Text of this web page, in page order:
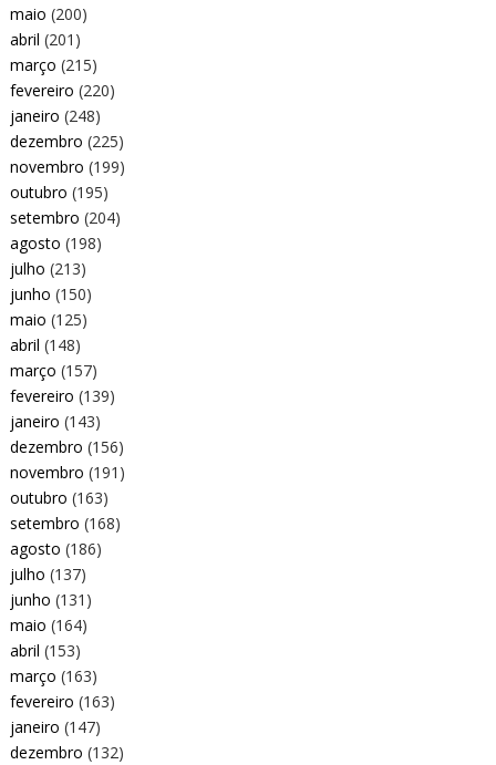
maio (200)
abril (201)
março (215)
fevereiro (220)
janeiro (248)
dezembro (225)
novembro (199)
outubro (195)
setembro (204)
agosto (198)
julho (213)
junho (150)
maio (125)
abril (148)
março (157)
fevereiro (139)
janeiro (143)
dezembro (156)
novembro (191)
outubro (163)
setembro (168)
agosto (186)
julho (137)
junho (131)
maio (164)
abril (153)
março (163)
fevereiro (163)
janeiro (147)
dezembro (132)